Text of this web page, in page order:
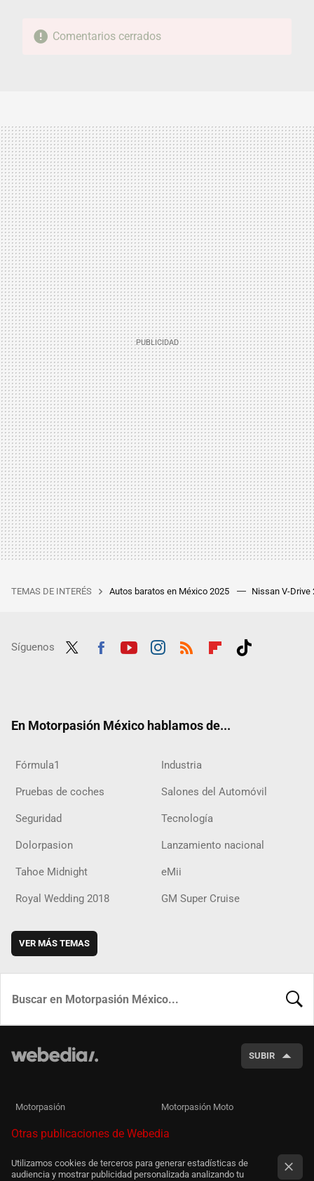
Comentarios cerrados
TEMAS DE INTERÉS Autos baratos en México 2025 Nissan V-Drive
Síguenos
En Motorpasión México hablamos de...
Fórmula1 Industria
Pruebas de coches Salones del Automóvil
Seguridad Tecnología
Dolorpasion Lanzamiento nacional
Tahoe Midnight eMii
Royal Wedding 2018 GM Super Cruise
VER MÁS TEMAS
SUBIR
Motorpasión Motorpasión Moto
Otras publicaciones de Webedia
Utilizamos cookies de terceros para generar estadísticas de
audiencia y mostrar publicidad personalizada analizando tu